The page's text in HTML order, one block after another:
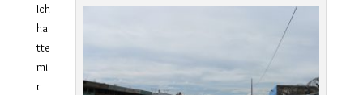
Ich
ha
tte
mi
r